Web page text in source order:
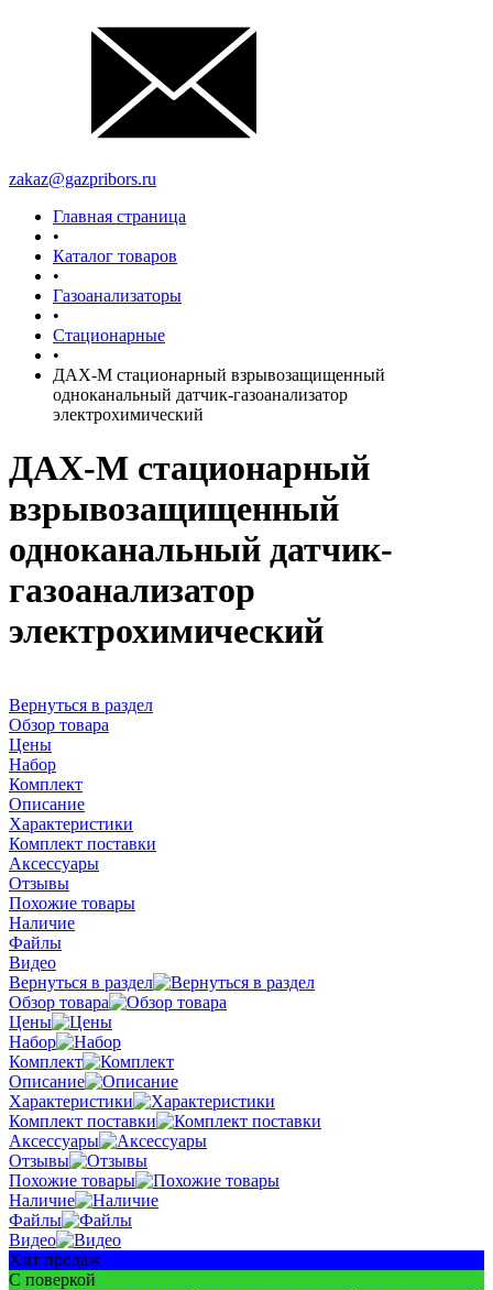
zakaz@gazpribors.ru
Главная страница
•
Каталог товаров
•
Газоанализаторы
•
Стационарные
•
ДАХ-М стационарный взрывозащищенный
одноканальный датчик-газоанализатор
электрохимический
ДАХ-М стационарный
взрывозащищенный
одноканальный датчик-
газоанализатор
электрохимический
Вернуться в раздел
Обзор товара
Цены
Набор
Комплект
Описание
Характеристики
Комплект поставки
Аксессуары
Отзывы
Похожие товары
Наличие
Файлы
Видео
Вернуться в раздел
Обзор товара
Цены
Набор
Комплект
Описание
Характеристики
Комплект поставки
Аксессуары
Отзывы
Похожие товары
Наличие
Файлы
Видео
Хит продаж
С поверкой